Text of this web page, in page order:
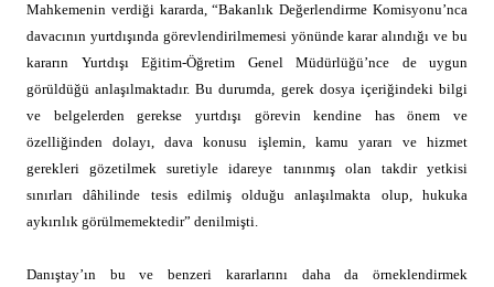
Mahkemenin verdiği kararda, “Bakanlık Değerlendirme Komisyonu’nca
davacının yurtdışında görevlendirilmemesi yönünde karar alındığı ve bu
kararın Yurtdışı Eğitim-Öğretim Genel Müdürlüğü’nce de uygun
görüldüğü anlaşılmaktadır. Bu durumda, gerek dosya içeriğindeki bilgi
ve belgelerden gerekse yurtdışı görevin kendine has önem ve
özelliğinden dolayı, dava konusu işlemin, kamu yararı ve hizmet
gerekleri gözetilmek suretiyle idareye tanınmış olan takdir yetkisi
sınırları dâhilinde tesis edilmiş olduğu anlaşılmakta olup, hukuka
aykırılık görülmemektedir” denilmişti.
Danıştay’ın bu ve benzeri kararlarını daha da örneklendirmek